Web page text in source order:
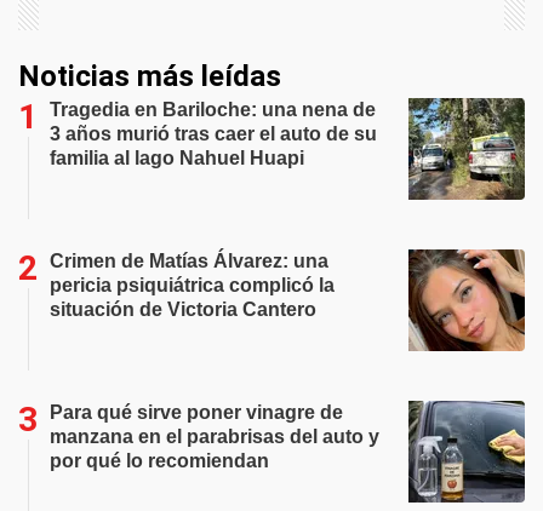
Noticias más leídas
Tragedia en Bariloche: una nena de
3 años murió tras caer el auto de su
familia al lago Nahuel Huapi
Crimen de Matías Álvarez: una
pericia psiquiátrica complicó la
situación de Victoria Cantero
Para qué sirve poner vinagre de
manzana en el parabrisas del auto y
por qué lo recomiendan